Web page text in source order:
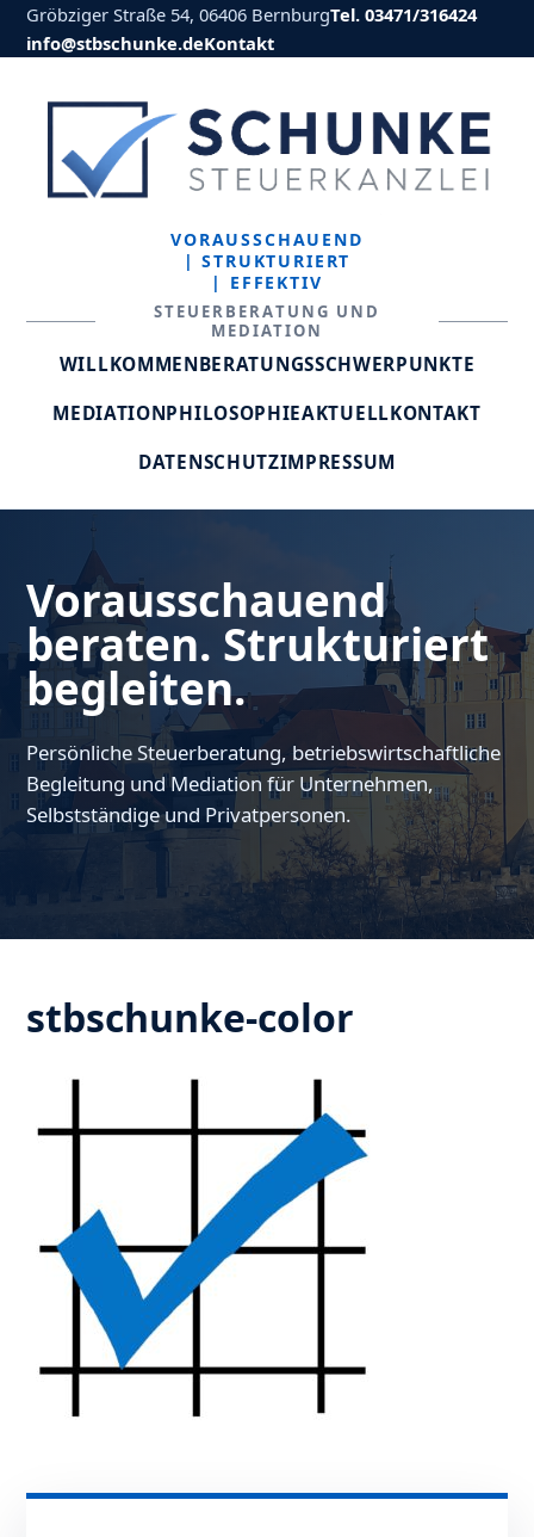
Gröbziger Straße 54, 06406 BernburgTel. 03471/316424
info@stbschunke.deKontakt
VORAUSSCHAUEND
| STRUKTURIERT
| EFFEKTIV
STEUERBERATUNG UND
MEDIATION
WILLKOMMENBERATUNGSSCHWERPUNKTE
MEDIATIONPHILOSOPHIEAKTUELLKONTAKT
DATENSCHUTZIMPRESSUM
Vorausschauend
beraten. Strukturiert
begleiten.
Persönliche Steuerberatung, betriebswirtschaftliche
Begleitung und Mediation für Unternehmen,
Selbstständige und Privatpersonen.
stbschunke-color